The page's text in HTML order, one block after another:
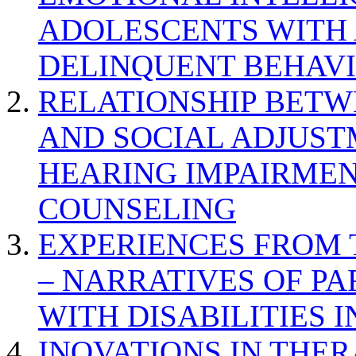
ADOLESCENTS
DELINQUENT
RELATIONSHIP
AND SOCIAL
HEARING
COUNSELING
EXPERIENCES
– NARRATIVES OF
WITH DISABILITIES